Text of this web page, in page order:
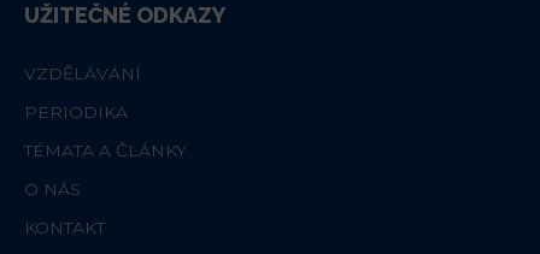
UŽITEČNÉ ODKAZY
VZDĚLÁVÁNÍ
PERIODIKA
TÉMATA A ČLÁNKY
O NÁS
KONTAKT